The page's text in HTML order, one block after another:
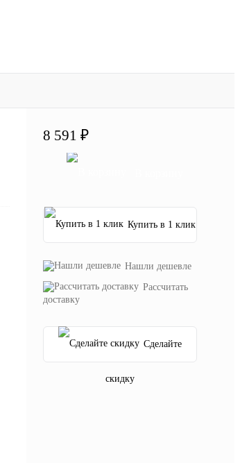
8 591 ₽
Купить в 1 клик
Нашли дешевле
Рассчитать
доставку
Сделайте
скидку